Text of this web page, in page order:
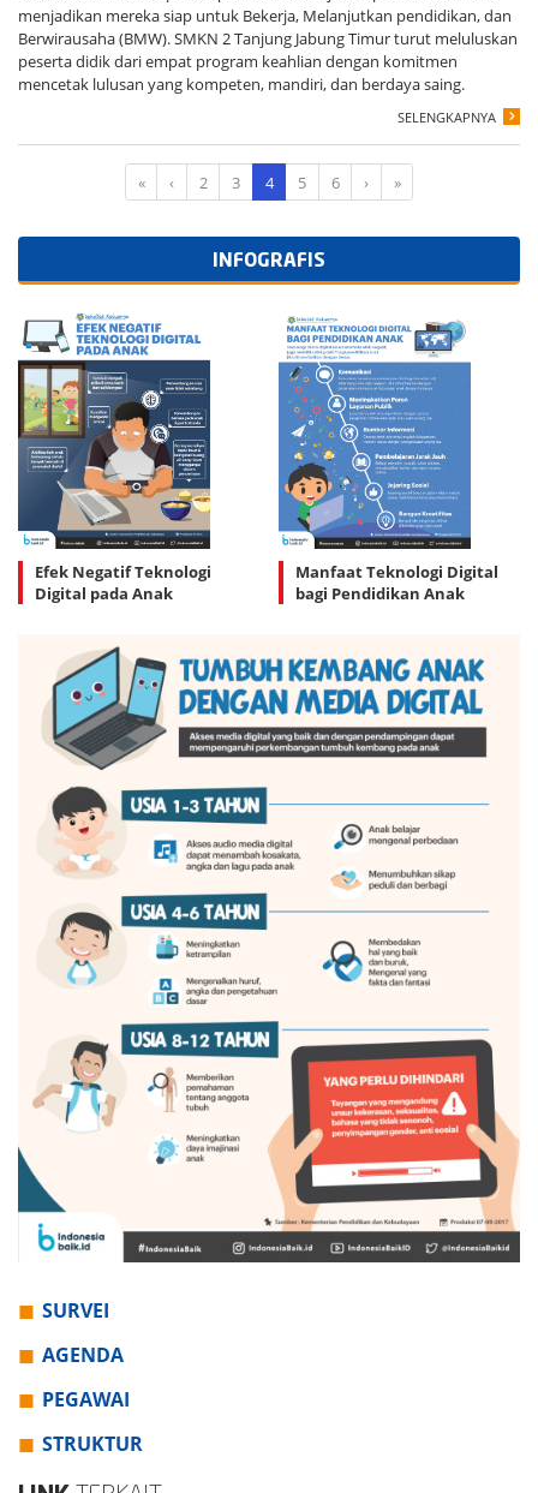
menjadikan mereka siap untuk Bekerja, Melanjutkan pendidikan, dan
Berwirausaha (BMW). SMKN 2 Tanjung Jabung Timur turut meluluskan
peserta didik dari empat program keahlian dengan komitmen
mencetak lulusan yang kompeten, mandiri, dan berdaya saing.
SELENGKAPNYA
« ‹ 2 3 4 5 6 › »
INFOGRAFIS
Efek Negatif Teknologi
Digital pada Anak
Manfaat Teknologi Digital
bagi Pendidikan Anak
SURVEI
AGENDA
PEGAWAI
STRUKTUR